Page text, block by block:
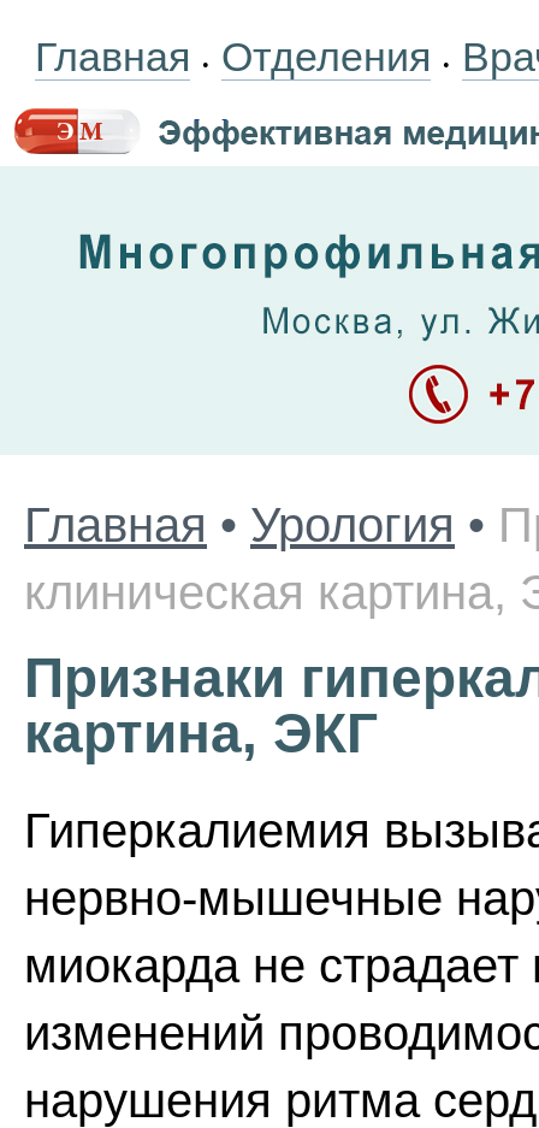
Главная • Отделения •
Главная • Урология •
клиническая картина,
Признаки
картина, ЭКГ
Гиперкалиемия
нервно-мышечные
миокарда не
изменений
нарушения ритма